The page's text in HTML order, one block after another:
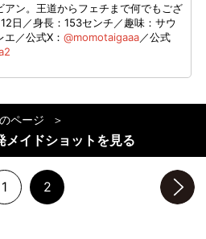
アン。王道からフェチまで何でもござ
日／身長：153センチ／趣味：サウ
／公式X： @momotaigaaa／公式
ページ
メイドショットを見る
1 2